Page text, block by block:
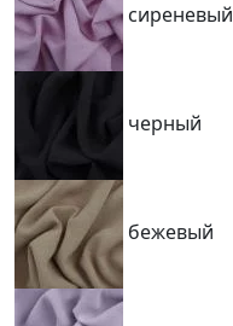
сиреневый
черный
бежевый